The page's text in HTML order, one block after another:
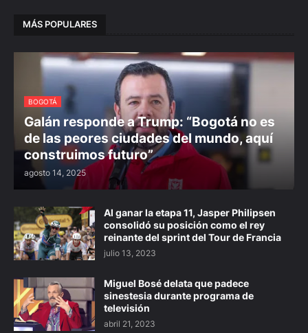
MÁS POPULARES
BOGOTÁ
Galán responde a Trump: “Bogotá no es
de las peores ciudades del mundo, aquí
construimos futuro”
agosto 14, 2025
Al ganar la etapa 11, Jasper Philipsen
consolidó su posición como el rey
reinante del sprint del Tour de Francia
julio 13, 2023
Miguel Bosé delata que padece
sinestesia durante programa de
televisión
abril 21, 2023